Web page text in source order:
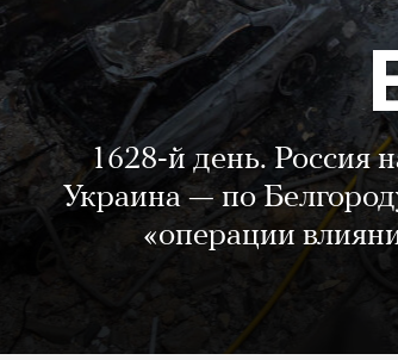
1628-й день. Россия
Украина — по
«операции